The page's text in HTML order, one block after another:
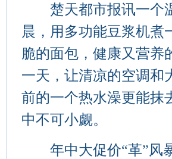
楚天都市报讯一个
晨，用多功能豆浆机煮
脆的面包，健康又营养
一天，让清凉的空调和
前的一个热水澡更能
中不可小觑。
年中大促价“革”风